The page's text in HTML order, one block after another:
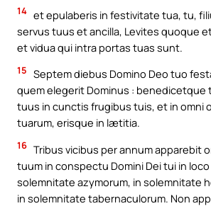
14 et epulaberis in festivitate tua, tu,
servus tuus et ancilla, Levites quoque
et vidua qui intra portas tuas sunt.
15 Septem diebus Domino Deo tuo
quem elegerit Dominus : benedicetque
tuus in cunctis frugibus tuis, et in omni
tuarum, erisque in lætitia.
16 Tribus vicibus per annum apparebit
tuum in conspectu Domini Dei tui in
solemnitate azymorum, in solemnitate
in solemnitate tabernaculorum. Non